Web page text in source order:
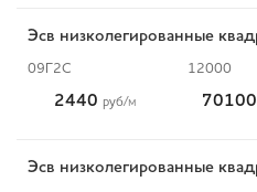
Эсв низколегированные
09Г2С 12000
2440 руб/м 70100
Эсв низколегированные